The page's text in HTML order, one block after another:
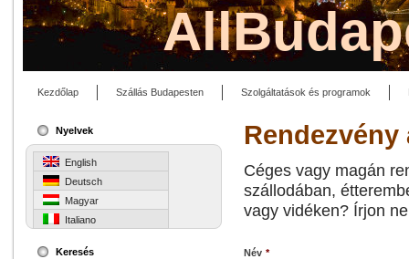
Kezdőlap Szállás Budapesten Szolgáltatások és programok
Nyelvek
English
Deutsch
Magyar
Italiano
Keresés
Céges vagy magán
szállodában,
vagy vidéken? Írjon
Név *